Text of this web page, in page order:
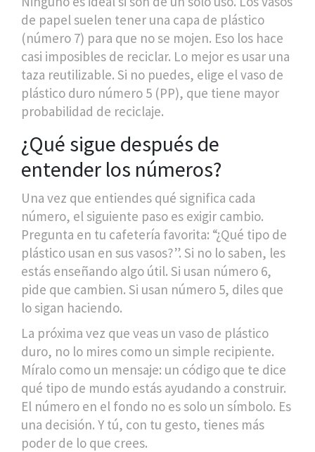
de papel suelen tener una capa de plástico
(número 7) para que no se mojen. Eso los hace
casi imposibles de reciclar. Lo mejor es usar una
taza reutilizable. Si no puedes, elige el vaso de
plástico duro número 5 (PP), que tiene mayor
probabilidad de reciclaje.
¿Qué sigue después de
entender los números?
Una vez que entiendes qué significa cada
número, el siguiente paso es exigir cambio.
Pregunta en tu cafetería favorita: “¿Qué tipo de
plástico usan en sus vasos?”. Si no lo saben, les
estás enseñando algo útil. Si usan número 6,
pide que cambien. Si usan número 5, diles que
lo sigan haciendo.
La próxima vez que veas un vaso de plástico
duro, no lo mires como un simple recipiente.
Míralo como un mensaje: un código que te dice
qué tipo de mundo estás ayudando a construir.
El número en el fondo no es solo un símbolo. Es
una decisión. Y tú, con tu gesto, tienes más
poder de lo que crees.